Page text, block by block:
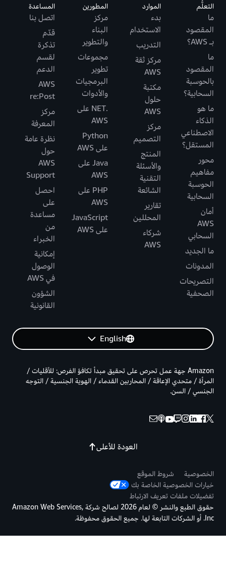
التعلُّم
ما
المقصود
بـ AWS؟
ما
المقصود
بالحوسبة
السحابية؟
ما هو
الذكاء
الاصطناعي
المستقل؟
محور
مفاهيم
الحوسبة
السحابية
أمان
AWS
السحابي
ما الجديد
المدونات
التصريحات
الصحفية
الموارد
بدء
الاستخدام
التدريب
مركز ثقة
AWS
مكتبة
حلول
AWS
مركز
التصميم
المنتج
والأسئلة
التقنية
الشائعة
تقارير
المحللين
شركاء
AWS
المطورين
مركز
البناء
والتطوير
مجموعات
تطوير
البرمجيات
والأدوات
.NET على
AWS
Python
على AWS
Java على
AWS
PHP على
AWS
JavaScript
على AWS
المساعدة
اتصل بنا
قدّم
تذكرة
لقسم
الدعم
AWS
re:Post
مركز
المعرفة
نظرة عامة
حول
AWS
Support
احصل
على
مساعدة
من
الخبراء
إمكانية
الوصول
في AWS
الشؤون
القانونية
English
العودة للأعلى
Amazon جهة عمل تحرص على تحقيق مبدأ تكافؤ الفرص: للأقليات /
المرأة / متحدي الإعاقة / المحاربين القدماء / الهوية الجنسية / التوجه
الجنسي / السن.
الخصوصية
شروط الموقع
خيارات الخصوصية الخاصة بك
تفضيلات ملفات تعريف الارتباط
حقوق الطبع والنشر © لعام 2026 لصالح شركة Amazon Web Services,
Inc. أو الشركات التابعة لها. جميع الحقوق محفوظة.